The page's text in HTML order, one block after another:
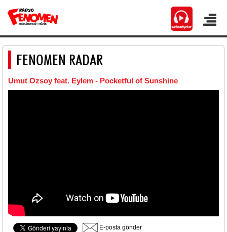
FENOMEN RADAR
Umut Ozsoy feat. Eylem - Pocketful of Sunshine
E-posta gönder